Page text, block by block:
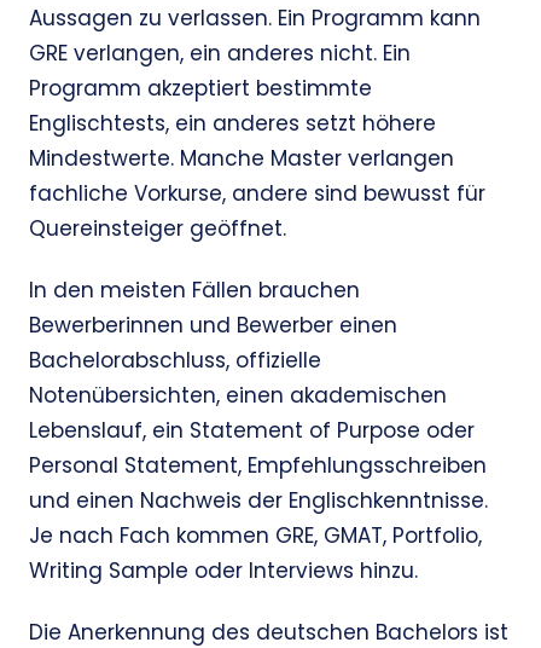
Aussagen zu verlassen. Ein Programm kann
GRE verlangen, ein anderes nicht. Ein
Programm akzeptiert bestimmte
Englischtests, ein anderes setzt höhere
Mindestwerte. Manche Master verlangen
fachliche Vorkurse, andere sind bewusst für
Quereinsteiger geöffnet.
In den meisten Fällen brauchen
Bewerberinnen und Bewerber einen
Bachelorabschluss, offizielle
Notenübersichten, einen akademischen
Lebenslauf, ein Statement of Purpose oder
Personal Statement, Empfehlungsschreiben
und einen Nachweis der Englischkenntnisse.
Je nach Fach kommen GRE, GMAT, Portfolio,
Writing Sample oder Interviews hinzu.
Die Anerkennung des deutschen Bachelors ist